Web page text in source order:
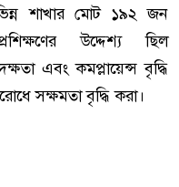
শাখার মোট ১৯২ জন
উদ্দেশ্য ছিল
এবং কমপ্লায়েন্স বৃদ্ধি
সক্ষমতা বৃদ্ধি করা।